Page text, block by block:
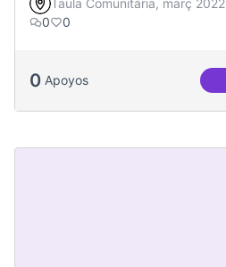
Taula Comunitària, març 2022
0
0
0 Apoyos